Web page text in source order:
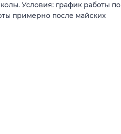
Условия: график работы по
примерно после майских